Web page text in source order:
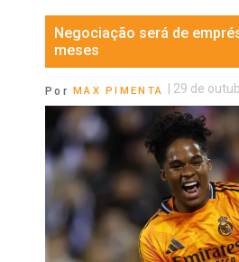
Negociação será de
meses
Por MAX PIMENTA 29 de